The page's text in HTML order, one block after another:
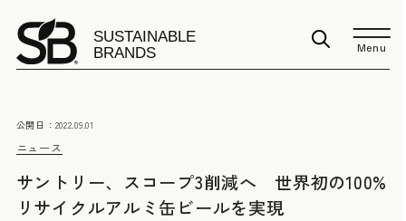
Menu
ニュース
公開日： 2022.09.01
サントリー、スコープ3削減へ 世界初の100%
リサイクルアルミ缶ビールを実現